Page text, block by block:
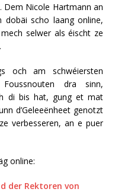
Dem Nicole Hartmann an
dobäi scho laang online,
selwer als éischt ze
och am schwéiersten
dra sinn,
di bis hat, gung et mat
d’Geleeënheet genotzt
verbesseren, an e puer
online:
der Rektoren von